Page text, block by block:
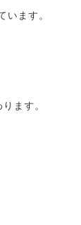
います。
ます。